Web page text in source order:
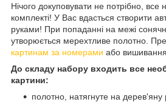
Нічого докуповувати не потрібно, все
комплекті! У Вас вдасться створити
руками! При попаданні на межі
утворюється мерехтливе полотно.
картинам за номерами або
До складу набору входить все
картини:
полотно, натягнуте на дерев'яну